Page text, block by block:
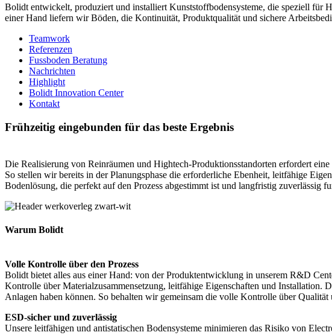
Bolidt entwickelt, produziert und installiert Kunststoffbodensysteme, die speziell für
einer Hand liefern wir Böden, die Kontinuität, Produktqualität und sichere
Teamwork
Referenzen
Fussboden Beratung
Nachrichten
Highlight
Bolidt Innovation Center
Kontakt
Frühzeitig eingebunden für das beste Ergebnis
Die Realisierung von Reinräumen und Hightech-Produktionsstandorten erfordert
So stellen wir bereits in der Planungsphase die erforderliche Ebenheit, leitfähige
Bodenlösung, die perfekt auf den Prozess abgestimmt ist und langfristig zuverlässig
Warum Bolidt
Volle Kontrolle über den Prozess
Bolidt bietet alles aus einer Hand: von der Produktentwicklung in unserem R&D
Kontrolle über Materialzusammensetzung, leitfähige Eigenschaften und Installation.
Anlagen haben können. So behalten wir gemeinsam die volle Kontrolle über Qualität
ESD-sicher und zuverlässig
Unsere leitfähigen und antistatischen Bodensysteme minimieren das Risiko von